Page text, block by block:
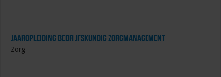
Jaaropleiding Bedrijfskundig Zorgmanagement
Zorg